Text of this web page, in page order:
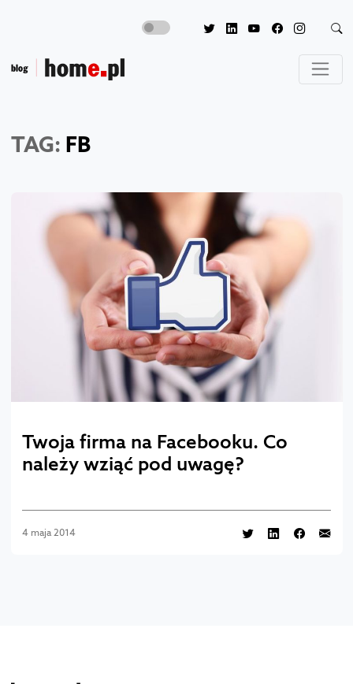
TAG: FB
Twoja firma na Facebooku. Co
należy wziąć pod uwagę?
4 maja 2014